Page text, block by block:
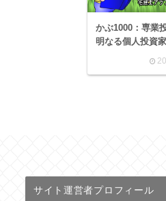
かぶ1000：専業
明なる個人投資
サイト運営者プロフィール